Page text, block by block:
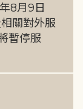
8月9日
關對外服
暫停服